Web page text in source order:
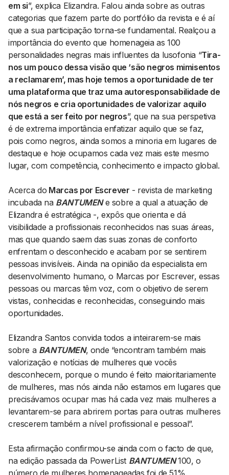
em si”, explica Elizandra. Falou ainda sobre as outras
categorias que fazem parte do portfólio da revista e é aí
que a sua participação torna-se fundamental. Realçou a
importância do evento que homenageia as 100
personalidades negras mais influentes da lusofonia “Tira-
nos um pouco dessa visão que ‘são negros mimisentos
a reclamarem’, mas hoje temos a oportunidade de ter
uma plataforma que traz uma autoresponsabilidade de
nós negros e cria oportunidades de valorizar aquilo
que está a ser feito por negros”, que na sua perspetiva
é de extrema importância enfatizar aquilo que se faz,
pois como negros, ainda somos a minoria em lugares de
destaque e hoje ocupamos cada vez mais este mesmo
lugar, com competência, conhecimento e impacto global.
Acerca do Marcas por Escrever - revista de marketing
incubada na BANTUMENe sobre a qual a atuação de
Elizandra é estratégica -, expôs que orienta e dá
visibilidade a profissionais reconhecidos nas suas áreas,
mas que quando saem das suas zonas de conforto
enfrentam o desconhecido e acabam por se sentirem
pessoas invisíveis. Ainda na opinião da especialista em
desenvolvimento humano, o Marcas por Escrever, essas
pessoas ou marcas têm voz, com o objetivo de serem
vistas, conhecidas e reconhecidas, conseguindo mais
oportunidades.
Elizandra Santos convida todos a inteirarem-se mais
sobre a BANTUMEN, onde “encontram também mais
valorização e notícias de mulheres que vocês
desconhecem, porque o mundo é feito maioritariamente
de mulheres, mas nós ainda não estamos em lugares que
precisávamos ocupar mas há cada vez mais mulheres a
levantarem-se para abrirem portas para outras mulheres
crescerem também a nível profissional e pessoal”.
Esta afirmação confirmou-se ainda com o facto de que,
na edição passada da PowerList BANTUMEN100, o
número de mulheres homenageadas foi de 51%.